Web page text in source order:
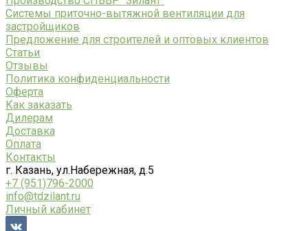
Системы приточно-вытяжной вентиляции для
застройщиков
Предложение для строителей и оптовых клиентов
Статьи
Отзывы
Политика конфиденциальности
Оферта
Как заказать
Дилерам
Доставка
Оплата
Контакты
г. Казань, ул.Набережная, д.5
+7 (951)796-2000
info@tdzilant.ru
Личный кабинет